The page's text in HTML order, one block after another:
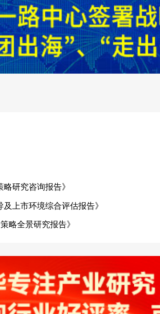
研究咨询报告》
上市环境综合评估报告》
略全景研究报告》